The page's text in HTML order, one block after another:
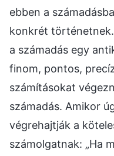
ebben a
konkrét
a számadás egy
finom, pontos,
számításokat
számadás. Amikor
végrehajtják a
számolgatnak: „Ha